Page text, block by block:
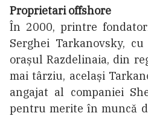
Proprietari offshore
În 2000, printre
Serghei Tarkanovsky,
orașul Razdelinaia, din
mai târziu, același
angajat al companiei
pentru merite în muncă